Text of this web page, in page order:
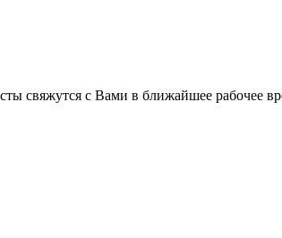
свяжутся с Вами в ближайшее рабочее